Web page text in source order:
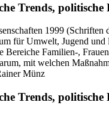
Trends,
1999 (Schriften
für Umwelt, Jugend
Familien-,
mit welchen
Münz
Trends,